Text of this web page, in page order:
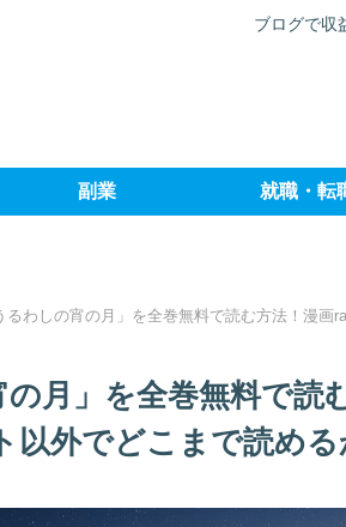
ブログで収
副業 就職・転
るわしの宵の月」を全巻無料で読む方法！漫画
月」を全巻無料で読
以外でどこまで読める